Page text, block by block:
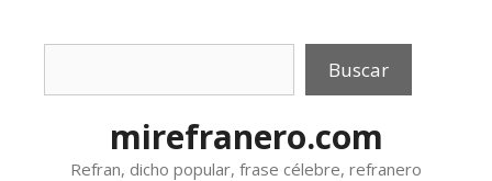
Buscar
mirefranero.com
Refran, dicho popular, frase célebre, refranero